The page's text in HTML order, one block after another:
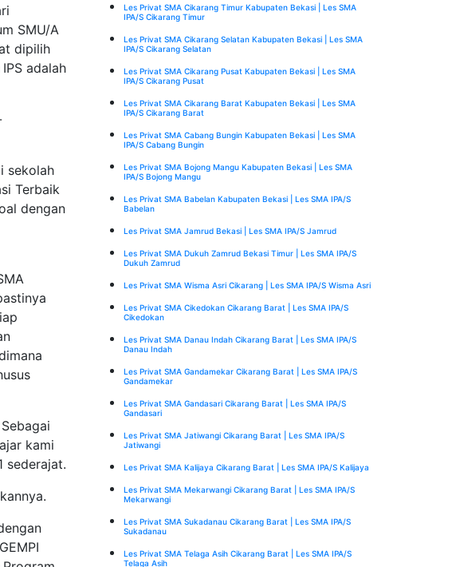
SMU/A
dipilih
adalah
sekolah
Terbaik
dengan
kami
sederajat.
Les Privat SMA Cikarang Timur Kabupaten Bekasi | Les SMA
IPA/S Cikarang Timur
Les Privat SMA Cikarang Selatan Kabupaten Bekasi | Les SMA
IPA/S Cikarang Selatan
Les Privat SMA Cikarang Pusat Kabupaten Bekasi | Les SMA
IPA/S Cikarang Pusat
Les Privat SMA Cikarang Barat Kabupaten Bekasi | Les SMA
IPA/S Cikarang Barat
Les Privat SMA Cabang Bungin Kabupaten Bekasi | Les SMA
IPA/S Cabang Bungin
Les Privat SMA Bojong Mangu Kabupaten Bekasi | Les SMA
IPA/S Bojong Mangu
Les Privat SMA Babelan Kabupaten Bekasi | Les SMA IPA/S
Babelan
Les Privat SMA Jamrud Bekasi | Les SMA IPA/S Jamrud
Les Privat SMA Dukuh Zamrud Bekasi Timur | Les SMA IPA/S
Dukuh Zamrud
Les Privat SMA Wisma Asri Cikarang | Les SMA IPA/S Wisma Asri
Les Privat SMA Cikedokan Cikarang Barat | Les SMA IPA/S
Cikedokan
Les Privat SMA Danau Indah Cikarang Barat | Les SMA IPA/S
Danau Indah
Les Privat SMA Gandamekar Cikarang Barat | Les SMA IPA/S
Gandamekar
Les Privat SMA Gandasari Cikarang Barat | Les SMA IPA/S
Gandasari
Les Privat SMA Jatiwangi Cikarang Barat | Les SMA IPA/S
Jatiwangi
Les Privat SMA Kalijaya Cikarang Barat | Les SMA IPA/S Kalijaya
Les Privat SMA Mekarwangi Cikarang Barat | Les SMA IPA/S
Mekarwangi
Les Privat SMA Sukadanau Cikarang Barat | Les SMA IPA/S
Sukadanau
Les Privat SMA Telaga Asih Cikarang Barat | Les SMA IPA/S
Telaga Asih